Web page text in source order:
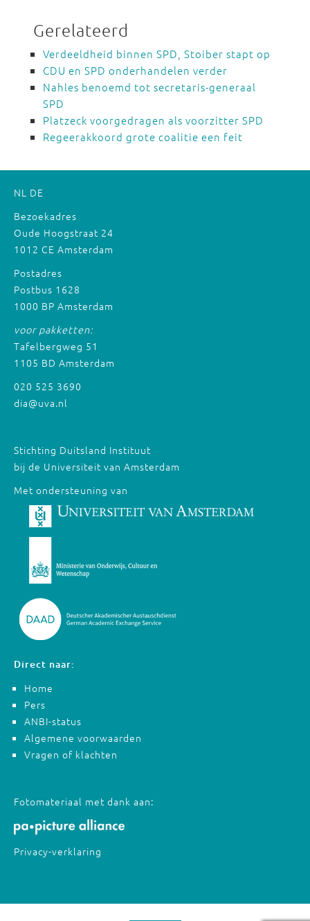
Gerelateerd
Verdeeldheid binnen SPD, Stoiber stapt op
CDU en SPD onderhandelen verder
Nahles benoemd tot secretaris-generaal
SPD
Platzeck voorgedragen als voorzitter SPD
Regeerakkoord grote coalitie een feit
NL DE
Bezoekadres
Oude Hoogstraat 24
1012 CE Amsterdam
Postadres
Postbus 1628
1000 BP Amsterdam
voor pakketten:
Tafelbergweg 51
1105 BD Amsterdam
020 525 3690
dia@uva.nl
Stichting Duitsland Instituut
bij de Universiteit van Amsterdam
Met ondersteuning van
Direct naar:
Home
Pers
ANBI-status
Algemene voorwaarden
Vragen of klachten
Fotomateriaal met dank aan:
Privacy-verklaring